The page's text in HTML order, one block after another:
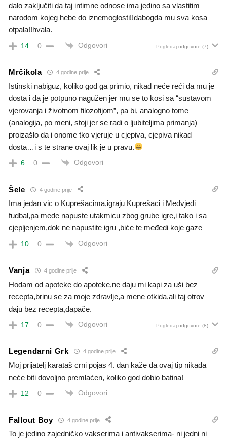
dalo zaključiti da taj intimne odnose ima jedino sa vlastitim
narodom kojeg hebe do iznemoglosti!!dabogda mu sva kosa
otpala!!hvala.
14 0 Odgovori Pogledaj odgovore (7)
Mrčikola 4 godine prije
Istinski nabiguz, koliko god ga primio, nikad neće reći da mu je
dosta i da je potpuno nagužen jer mu se to kosi sa “sustavom
vjerovanja i životnom filozofijom”, pa bi, analogno tome
(analogija, po meni, stoji jer se radi o ljubiteljima primanja)
proizašlo da i onome tko vjeruje u cjepiva, cjepiva nikad
dosta…i s te strane ovaj lik je u pravu.
6 0 Odgovori
Šele 4 godine prije
Ima jedan vic o Kuprešacima,igraju Kuprešaci i Medvjedi
fudbal,pa mede napuste utakmicu zbog grube igre,i tako i sa
cjepljenjem,dok ne napustite igru ,biće te međedi koje gaze
10 0 Odgovori
Vanja 4 godine prije
Hodam od apoteke do apoteke,ne daju mi kapi za uši bez
recepta,brinu se za moje zdravlje,a mene otkida,ali taj otrov
daju bez recepta,dapače.
17 0 Odgovori Pogledaj odgovore (8)
Legendarni Grk 4 godine prije
Moj prijatelj karataš crni pojas 4. dan kaže da ovaj tip nikada
neće biti dovoljno premlaćen, koliko god dobio batina!
12 0 Odgovori
Fallout Boy 4 godine prije
To je jedino zajedničko vakserima i antivakserima- ni jedni ni